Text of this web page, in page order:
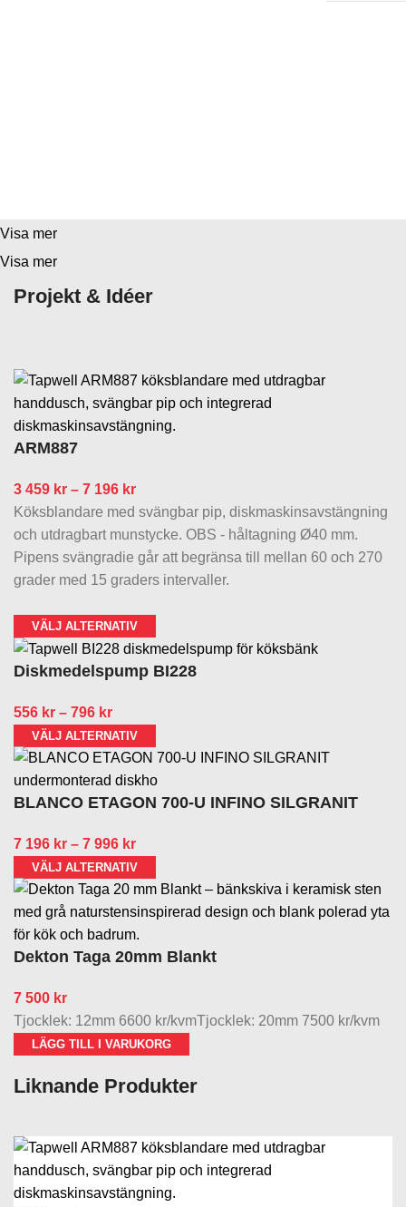
Visa mer
Visa mer
Projekt & Idéer
ARM887
3 459 kr – 7 196 kr
Köksblandare med svängbar pip, diskmaskinsavstängning
och utdragbart munstycke. OBS - håltagning Ø40 mm.
Pipens svängradie går att begränsa till mellan 60 och 270
grader med 15 graders intervaller.
VÄLJ ALTERNATIV
Diskmedelspump BI228
556 kr – 796 kr
VÄLJ ALTERNATIV
BLANCO ETAGON 700-U INFINO SILGRANIT
7 196 kr – 7 996 kr
VÄLJ ALTERNATIV
Dekton Taga 20mm Blankt
7 500 kr
Tjocklek: 12mm 6600 kr/kvmTjocklek: 20mm 7500 kr/kvm
LÄGG TILL I VARUKORG
Liknande Produkter